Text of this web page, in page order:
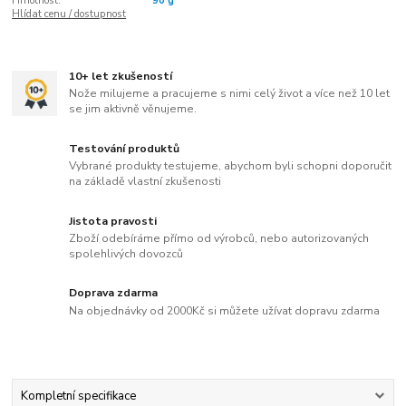
Hlídat cenu / dostupnost
10+ let zkušeností
Nože milujeme a pracujeme s nimi celý život a více než 10 let
se jim aktivně věnujeme.
Testování produktů
Vybrané produkty testujeme, abychom byli schopni doporučit
na základě vlastní zkušenosti
Jistota pravosti
Zboží odebíráme přímo od výrobců, nebo autorizovaných
spolehlivých dovozců
Doprava zdarma
Na objednávky od 2000Kč si můžete užívat dopravu zdarma
Kompletní specifikace